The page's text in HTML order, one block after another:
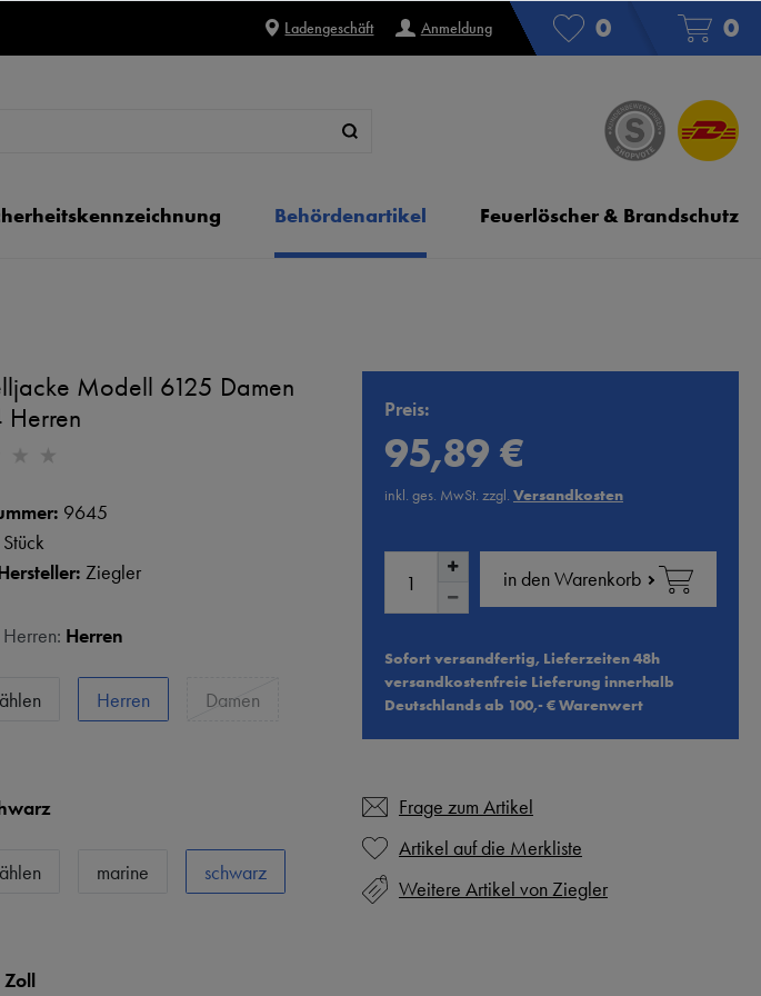
Ladengeschäft Anmeldung 0 0
Behördenartikel Feuerlöscher & Brandschutz
Modell 6125 Damen
9645
Ziegler
Herren
Herren Damen
marine schwarz
Zoll
Preis:
95,89 €
inkl. ges. MwSt. zzgl. Versandkosten
in den Warenkorb
Sofort versandfertig, Lieferzeiten 48h
versandkostenfreie Lieferung innerhalb
Deutschlands ab 100,- € Warenwert
Frage zum Artikel
Weitere Artikel von Ziegler